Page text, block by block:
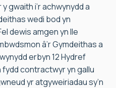
gwaith i’r achwynydd a
wedi bod yn
dewis amgen yn lle
â’r Gymdeithas a
erbyn 12 Hydref
fydd contractwyr yn gallu
yr atgyweiriadau sy’n